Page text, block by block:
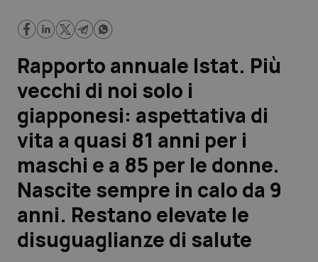
Lavoro e Professioni
Scienza e Farmaci
Studi e Analisi
Lettere al direttore
Edizioni Regionali
QS Pro
Professionisti Sanitari.AI
disuguaglianze di salute
Rapporto annuale Istat. Più
vecchi di noi solo i
giapponesi: aspettativa di
vita a quasi 81 anni per i
maschi e a 85 per le donne.
Nascite sempre in calo da 9
anni. Restano elevate le
disuguaglianze di salute